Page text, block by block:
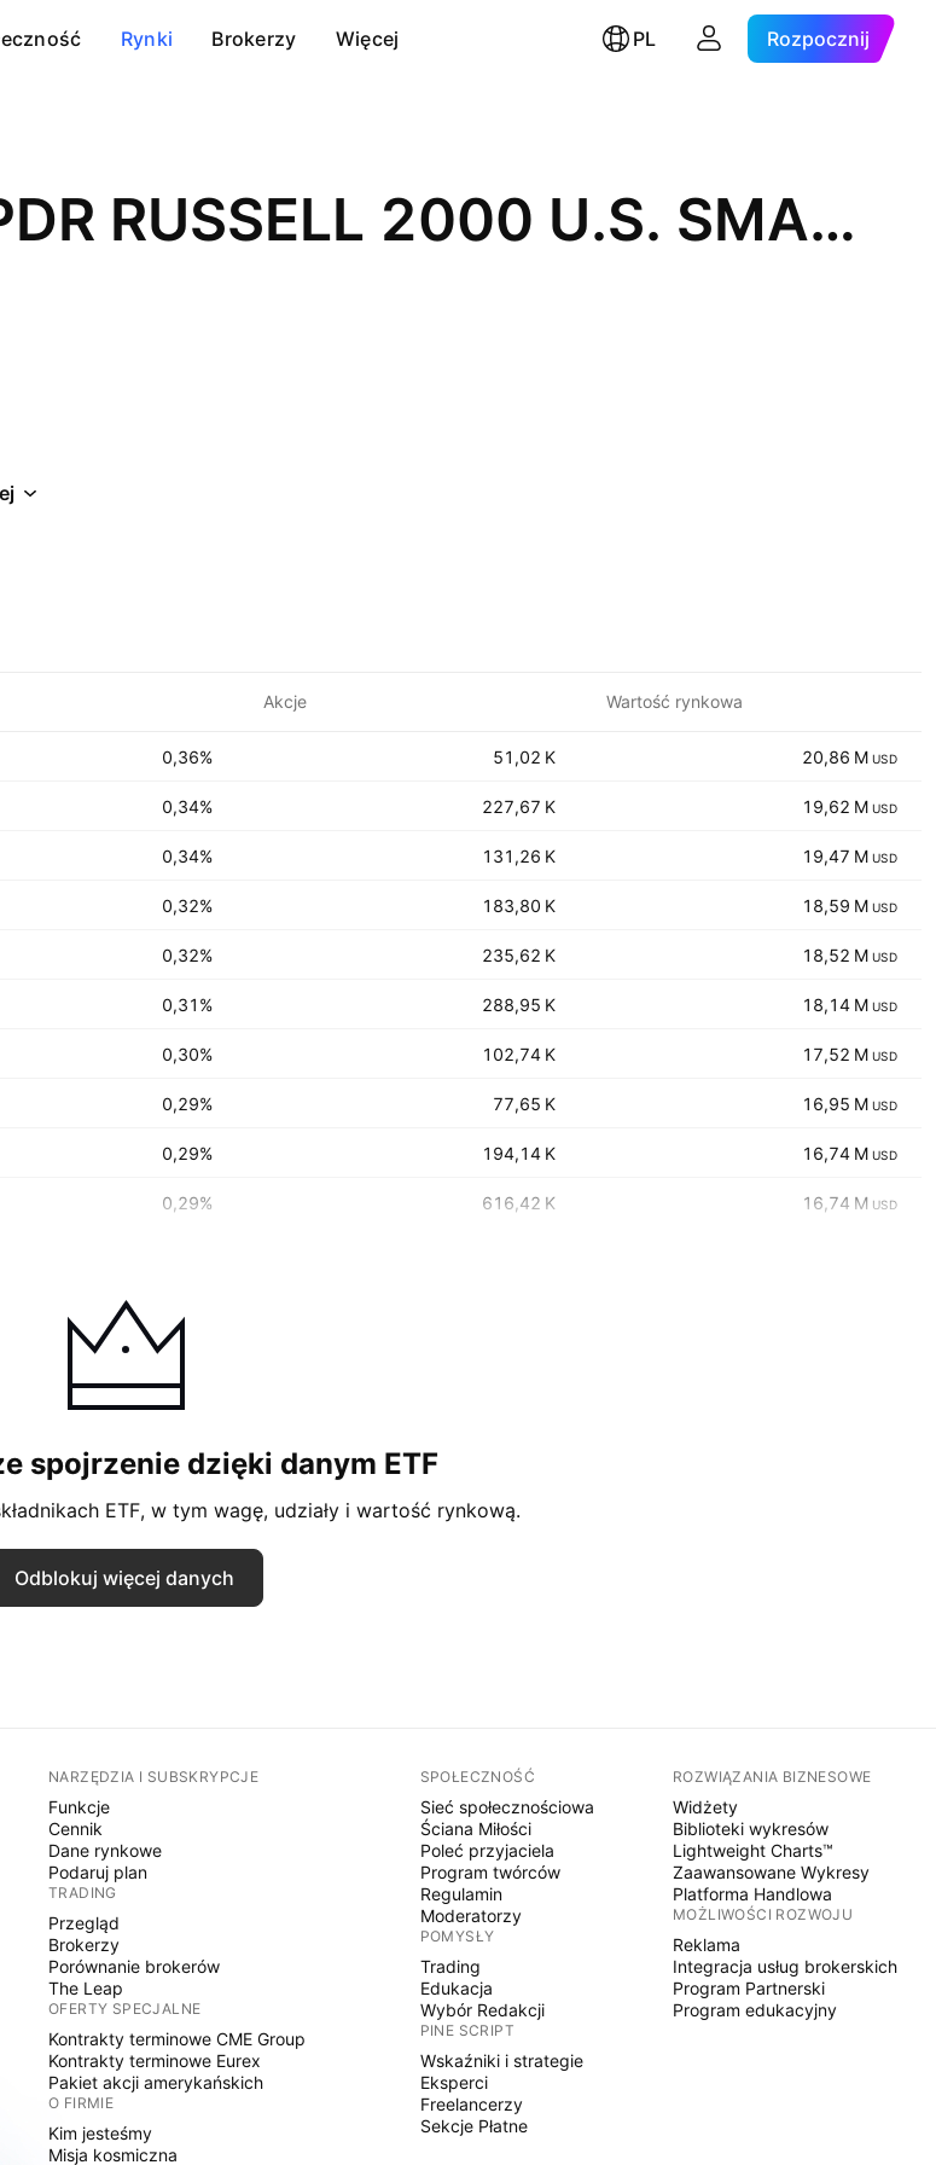
Rynki Brokerzy Więcej PL Rozpocznij
State Street SPDR RUSSELL 2000 U.S. SMALL CAP UCITS ETF Accum Ptg USD
Akcje Wartość rynkowa
0,36% ‪‪51,02 K‬‬ ‪‪20,86 M‬‬ USD
0,34% ‪‪227,67 K‬‬ ‪‪19,62 M‬‬ USD
0,34% ‪‪131,26 K‬‬ ‪‪19,47 M‬‬ USD
0,32% ‪‪183,80 K‬‬ ‪‪18,59 M‬‬ USD
0,32% ‪‪235,62 K‬‬ ‪‪18,52 M‬‬ USD
0,31% ‪‪288,95 K‬‬ ‪‪18,14 M‬‬ USD
0,30% ‪‪102,74 K‬‬ ‪‪17,52 M‬‬ USD
0,29% ‪‪77,65 K‬‬ ‪‪16,95 M‬‬ USD
0,29% ‪‪194,14 K‬‬ ‪‪16,74 M‬‬ USD
0,29% ‪‪616,42 K‬‬ ‪‪16,74 M‬‬ USD
spojrzenie dzięki danym ETF
ETF, w tym wagę, udziały i wartość rynkową.
Odblokuj więcej danych
NARZĘDZIA I SUBSKRYPCJE
Funkcje
Cennik
Dane rynkowe
Podaruj plan
TRADING
Przegląd
Brokerzy
Porównanie brokerów
The Leap
OFERTY SPECJALNE
Kontrakty terminowe CME Group
Kontrakty terminowe Eurex
Pakiet akcji amerykańskich
O FIRMIE
Kim jesteśmy
Misja kosmiczna
SPOŁECZNOŚĆ
Sieć społecznościowa
Ściana Miłości
Poleć przyjaciela
Program twórców
Regulamin
Moderatorzy
POMYSŁY
Trading
Edukacja
Wybór Redakcji
PINE SCRIPT
Wskaźniki i strategie
Eksperci
Freelancerzy
Sekcje Płatne
ROZWIĄZANIA BIZNESOWE
Widżety
Biblioteki wykresów
Lightweight Charts™
Zaawansowane Wykresy
Platforma Handlowa
MOŻLIWOŚCI ROZWOJU
Reklama
Integracja usług brokerskich
Program Partnerski
Program edukacyjny